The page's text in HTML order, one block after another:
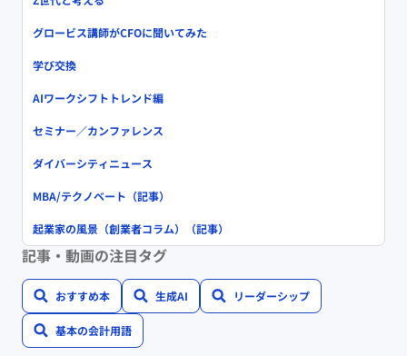
グロービス講師がCFOに聞いてみた
学び交換
AIワークシフトトレンド編
セミナー／カンファレンス
ダイバーシティニュース
MBA/テクノベート（記事）
起業家の風景（創業者コラム）（記事）
記事・動画の注目タグ
おすすめ本 生成AI リーダーシップ
基本の会計用語